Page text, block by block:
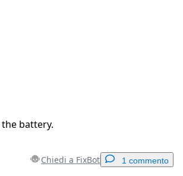
battery.
Chiedi a FixBot 1 commento